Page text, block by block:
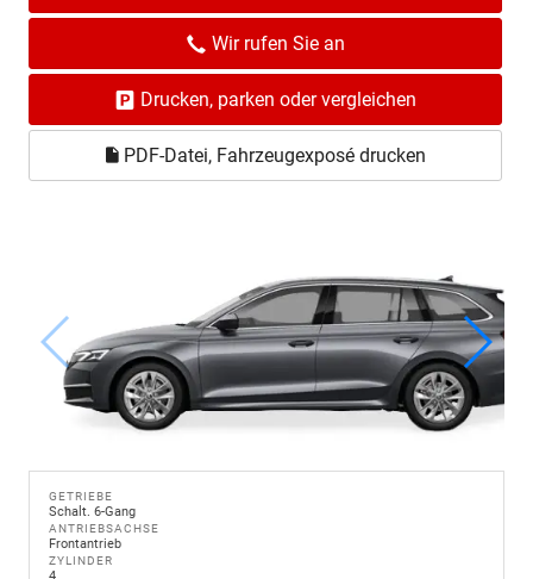
Wir rufen Sie an
Drucken, parken oder vergleichen
PDF-Datei, Fahrzeugexposé drucken
GETRIEBE
Schalt. 6-Gang
ANTRIEBSACHSE
Frontantrieb
ZYLINDER
4